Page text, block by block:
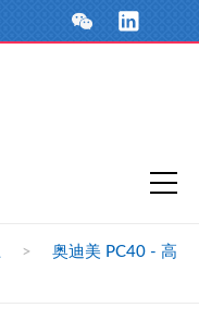
>
奥迪美 PC40 - 高